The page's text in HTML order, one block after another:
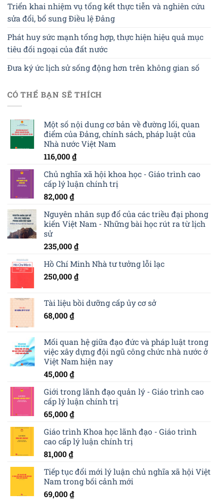
Triển khai nhiệm vụ tổng kết thực tiễn và nghiên cứu
sửa đổi, bổ sung Điều lệ Đảng
Phát huy sức mạnh tổng hợp, thực hiện hiệu quả mục
tiêu đối ngoại của đất nước
Đưa ký ức lịch sử sống động hơn trên không gian số
CÓ THỂ BẠN SẼ THÍCH
Một số nội dung cơ bản về đường lối, quan
điểm của Đảng, chính sách, pháp luật của
Nhà nước Việt Nam
116,000₫
Chủ nghĩa xã hội khoa học - Giáo trình cao
cấp lý luận chính trị
82,000₫
Nguyên nhân sụp đổ của các triều đại phong
kiến Việt Nam - Những bài học rút ra từ lịch
sử
235,000₫
Hồ Chí Minh Nhà tư tưởng lỗi lạc
250,000₫
Tài liệu bồi dưỡng cấp ủy cơ sở
68,000₫
Mối quan hệ giữa đạo đức và pháp luật trong
việc xây dựng đội ngũ công chức nhà nước ở
Việt Nam hiện nay
45,000₫
Giới trong lãnh đạo quản lý - Giáo trình cao
cấp lý luận chính trị
65,000₫
Giáo trình Khoa học lãnh đạo - Giáo trình
cao cấp lý luận chính trị
81,000₫
Tiếp tục đổi mới lý luận chủ nghĩa xã hội Việt
Nam trong bối cảnh mới
69,000₫